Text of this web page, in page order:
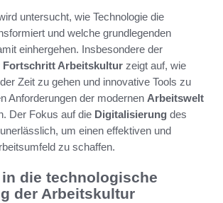
untersucht, wie Technologie die
und welche grundlegenden
einhergehen. Insbesondere der
Fortschritt Arbeitskultur zeigt auf, wie
Zeit zu gehen und innovative Tools zu
Anforderungen der modernen Arbeitswelt
Der Fokus auf die Digitalisierung des
um einen effektiven und
zu schaffen.
die technologische
der Arbeitskultur